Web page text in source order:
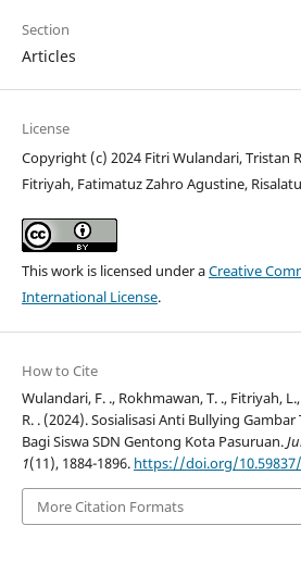
Section
Articles
License
Copyright (c) 2024 Fitri Wulandari, Tristan
Fitriyah, Fatimatuz Zahro Agustine,
This work is licensed under aCreative
International License.
How to Cite
Wulandari, F. ., Rokhmawan, T. ., Fitriyah,
R. . (2024). Sosialisasi Anti Bullying
Bagi Siswa SDN Gentong Kota Pasuruan.
1(11), 1884-1896. https://doi.org/
More Citation Formats